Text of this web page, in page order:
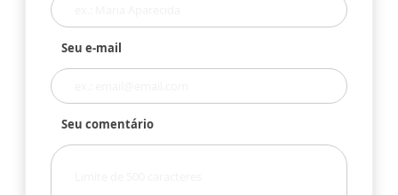
Seu e-mail
Seu comentário